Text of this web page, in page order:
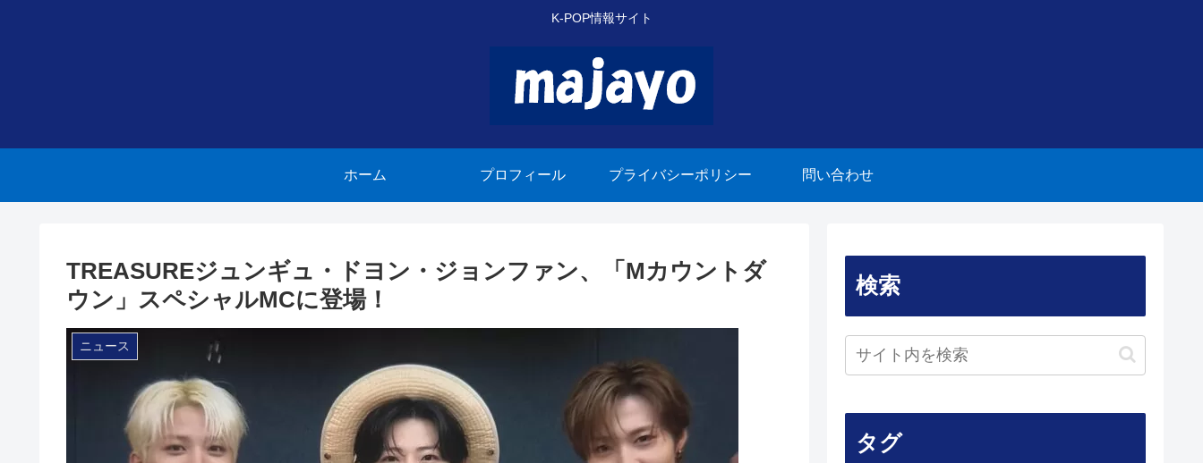
K-POP情報サイト
ホーム プロフィール プライバシーポリシー 問い合わせ
TREASUREジュンギュ・ドヨン・ジョンファン、「Mカウントダ
ウン」スペシャルMCに登場！
ニュース
検索
タグ